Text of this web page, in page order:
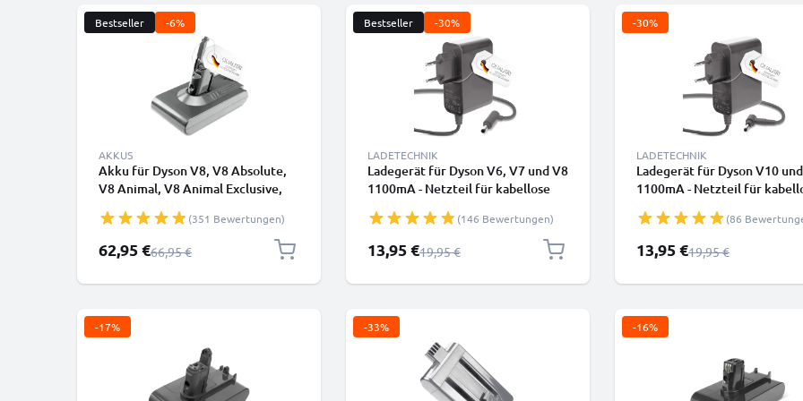
Bestseller -6%
AKKUS
Akku für Dyson V8, V8 Absolute,
V8 Animal, V8 Animal Exclusive,
SV10, SV25 3000mAh von
CELLONIC Batterie mit Schraube
(351 Bewertungen)
Sonderpreis
62,95 €Regulärer Preis
66,95 €
Bestseller -30%
LADETECHNIK
Ladegerät für Dyson V6, V7 und V8
1100mA - Netzteil für kabellose
(146 Bewertungen)
Sonderpreis
13,95 €Regulärer Preis
19,95 €
-30%
LADETECHNIK
Ladegerät für Dyson V10
1100mA - Netzteil für
(86
Sonderpreis
13,95 €Regulärer Preis
19,95 €
-17% -33% -16%